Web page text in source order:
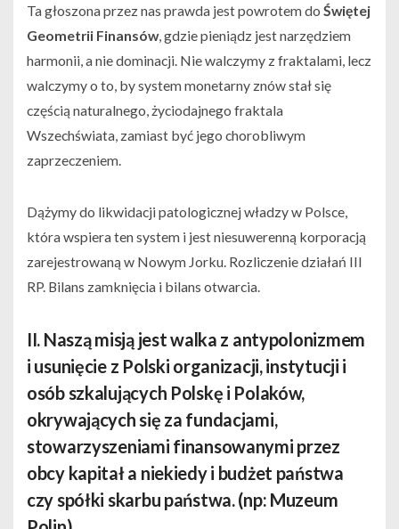
Ta głoszona przez nas prawda jest powrotem do Świętej
Geometrii Finansów, gdzie pieniądz jest narzędziem
harmonii, a nie dominacji. Nie walczymy z fraktalami, lecz
walczymy o to, by system monetarny znów stał się
częścią naturalnego, życiodajnego fraktala
Wszechświata, zamiast być jego chorobliwym
zaprzeczeniem.
Dążymy do likwidacji patologicznej władzy w Polsce,
która wspiera ten system i jest niesuwerenną korporacją
zarejestrowaną w Nowym Jorku. Rozliczenie działań III
RP. Bilans zamknięcia i bilans otwarcia.
II. Naszą misją jest walka z antypolonizmem
i usunięcie z Polski organizacji, instytucji i
osób szkalujących Polskę i Polaków,
okrywających się za fundacjami,
stowarzyszeniami finansowanymi przez
obcy kapitał a niekiedy i budżet państwa
czy spółki skarbu państwa. (np: Muzeum